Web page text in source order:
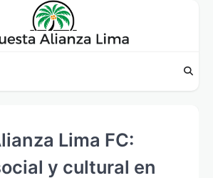
Lima FC:
y cultural en